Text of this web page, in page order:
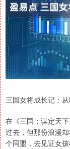
三国女将成长记：
在《三国：谋定天
过去，但那份浪漫
个同盟，去见证女孩